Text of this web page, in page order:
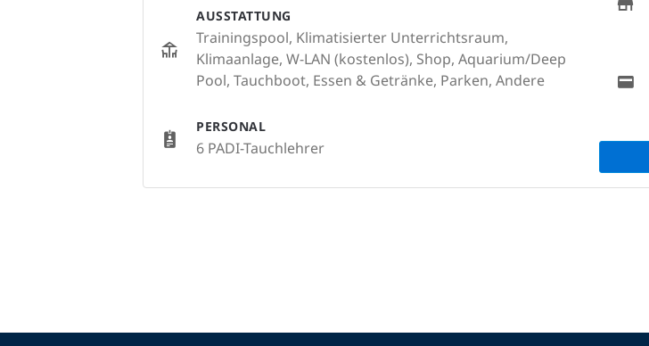
AUSSTATTUNG
Trainingspool, Klimatisierter Unterrichtsraum,
Klimaanlage, W-LAN (kostenlos), Shop, Aquarium/Deep
Pool, Tauchboot, Essen & Getränke, Parken, Andere
PERSONAL
6 PADI-Tauchlehrer